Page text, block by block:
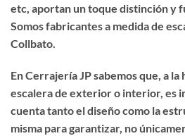
etc, aportan un toque distinción y
Somos fabricantes a medida de
Collbato
En Cerrajería JP sabemos que, a la
escalera de exterior o interior, es
cuenta tanto el diseño como la
misma para garantizar, no